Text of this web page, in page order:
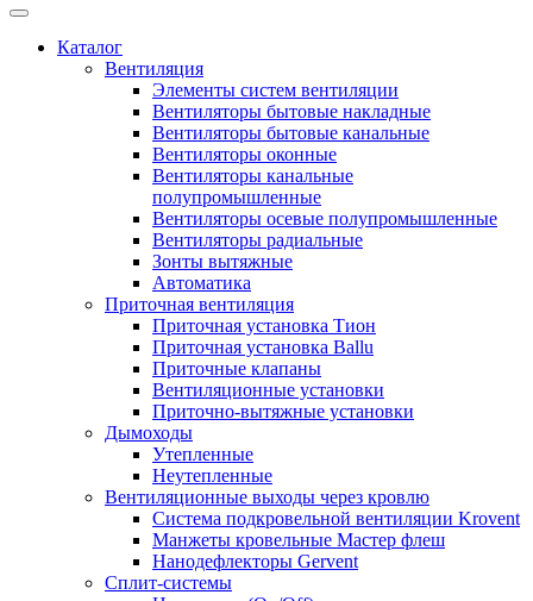
Каталог
Вентиляция
Элементы систем вентиляции
Вентиляторы бытовые накладные
Вентиляторы бытовые канальные
Вентиляторы оконные
Вентиляторы канальные
полупромышленные
Вентиляторы осевые полупромышленные
Вентиляторы радиальные
Зонты вытяжные
Автоматика
Приточная вентиляция
Приточная установка Тион
Приточная установка Ballu
Приточные клапаны
Вентиляционные установки
Приточно-вытяжные установки
Дымоходы
Утепленные
Неутепленные
Вентиляционные выходы через кровлю
Система подкровельной вентиляции Krovent
Манжеты кровельные Мастер флеш
Нанодефлекторы Gervent
Сплит-системы